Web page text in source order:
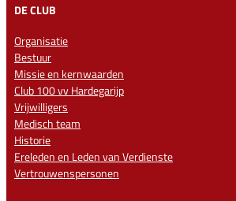
DE CLUB
Organisatie
Bestuur
Missie en kernwaarden
Club 100 vv Hardegarijp
Vrijwilligers
Medisch team
Historie
Ereleden en Leden van Verdienste
Vertrouwenspersonen